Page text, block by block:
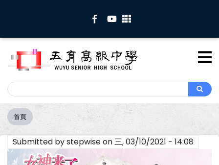
內
Search
Search
導
航
連
結
首頁
Submitted bystepwiseon三, 03/10/2021 - 14:08